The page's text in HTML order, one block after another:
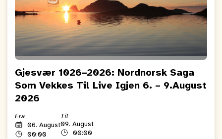
Gjesvær 1026–2026: Nordnorsk Saga
Som Vekkes Til Live Igjen 6. – 9.August
2026
Fra
06. August
00:00
Til
09. August
00:00